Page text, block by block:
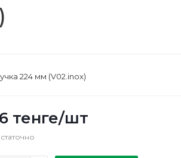
224 мм (V02.inox)
тенге/шт